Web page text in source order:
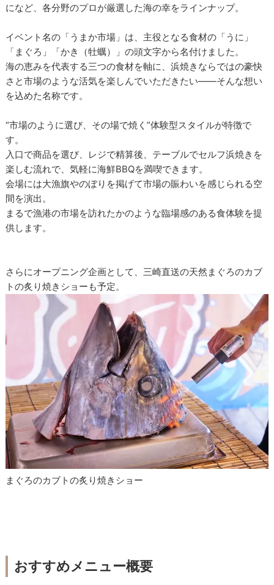
になど、各分野のプロが厳選した海の幸をラインナップ。
イベント名の「うまか市場」は、主役となる食材の「うに」
「まぐろ」「かき（牡蠣）」の頭文字から名付けました。
海の恵みを代表する三つの食材を軸に、浜焼きならではの豪快
さと市場のような活気を楽しんでいただきたい――そんな想い
を込めた名称です。
“市場のように選び、その場で焼く”体験型スタイルが特徴で
す。
入口で商品を選び、レジで精算後、テーブルでセルフ浜焼きを
楽しむ流れで、気軽に海鮮BBQを満喫できます。
会場には大漁旗やのぼりを掲げて市場の賑わいを感じられる空
間を演出。
まるで漁港の市場を訪れたかのような臨場感のある食体験を提
供します。
さらにオープニング企画として、三崎直送の天然まぐろのカブ
トの炙り焼きショーも予定。
まぐろのカブトの炙り焼きショー
おすすめメニュー概要